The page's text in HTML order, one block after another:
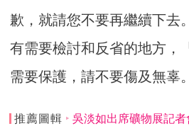
歉，就請您不要再繼續下去
有需要檢討和反省的地方，
需要保護，請不要傷及無辜
推薦圖輯 吳淡如出席礦物展記者